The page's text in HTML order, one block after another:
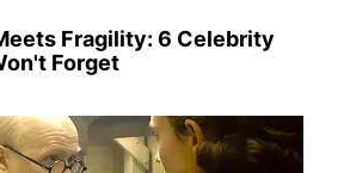
Fragility: 6 Celebrity
Forget